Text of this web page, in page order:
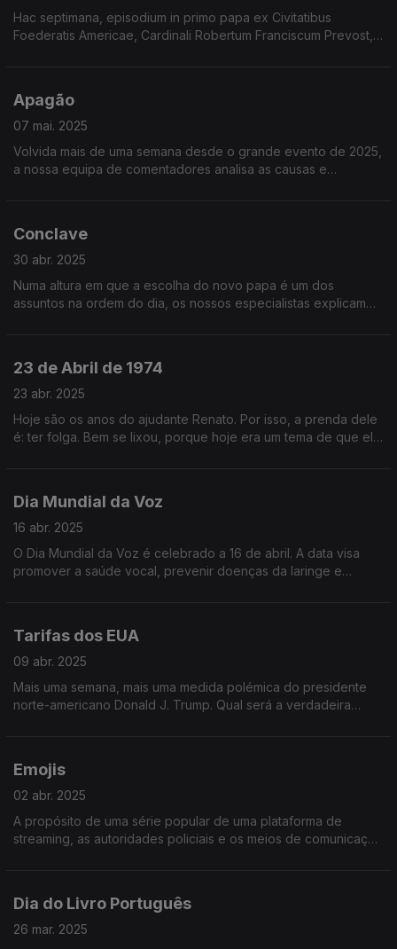
Hac septimana, episodium in primo papa ex Civitatibus
Foederatis Americae, Cardinali Robertum Franciscum Prevost,
Apagão
07 mai. 2025
Volvida mais de uma semana desde o grande evento de 2025,
a nossa equipa de comentadores analisa as causas e
Conclave
30 abr. 2025
Numa altura em que a escolha do novo papa é um dos
assuntos na ordem do dia, os nossos especialistas explicam
23 de Abril de 1974
23 abr. 2025
Hoje são os anos do ajudante Renato. Por isso, a prenda dele
é: ter folga. Bem se lixou, porque hoje era um tema de que ele
Dia Mundial da Voz
16 abr. 2025
O Dia Mundial da Voz é celebrado a 16 de abril. A data visa
promover a saúde vocal, prevenir doenças da laringe e
Tarifas dos EUA
09 abr. 2025
Mais uma semana, mais uma medida polémica do presidente
norte-americano Donald J. Trump. Qual será a verdadeira
Emojis
02 abr. 2025
A propósito de uma série popular de uma plataforma de
streaming, as autoridades policiais e os meios de comunicação
Dia do Livro Português
26 mar. 2025